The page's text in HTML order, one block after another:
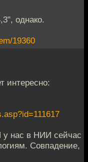
однако.
19360
у нас в НИИ сейчас
Совпадение,